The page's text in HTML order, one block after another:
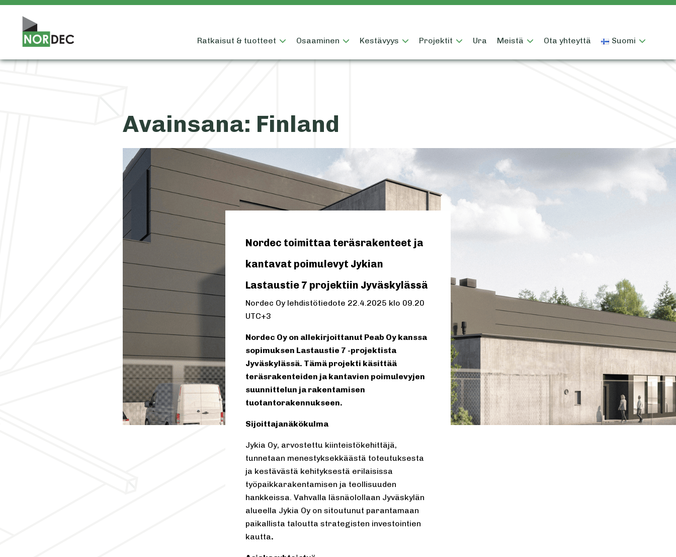
Ratkaisut & tuotteet Osaaminen Kestävyys Projektit Ura Meistä Ota yhteyttä Suomi
Avainsana: Finland
Nordec toimittaa teräsrakenteet ja
kantavat poimulevyt Jykian
Lastaustie 7 projektiin Jyväskylässä
Nordec Oy lehdistötiedote 22.4.2025 klo 09.20
UTC+3
Nordec Oy on allekirjoittanut Peab Oy kanssa
sopimuksen Lastaustie 7 -projektista
Jyväskylässä. Tämä projekti käsittää
teräsrakenteiden ja kantavien poimulevyjen
suunnittelun ja rakentamisen
tuotantorakennukseen.
Sijoittajanäkökulma
Jykia Oy, arvostettu kiinteistökehittäjä,
tunnetaan menestyksekkäästä toteutuksesta
ja kestävästä kehityksestä erilaisissa
työpaikkarakentamisen ja teollisuuden
hankkeissa. Vahvalla läsnäolollaan Jyväskylän
alueella Jykia Oy on sitoutunut parantamaan
paikallista taloutta strategisten investointien
kautta.